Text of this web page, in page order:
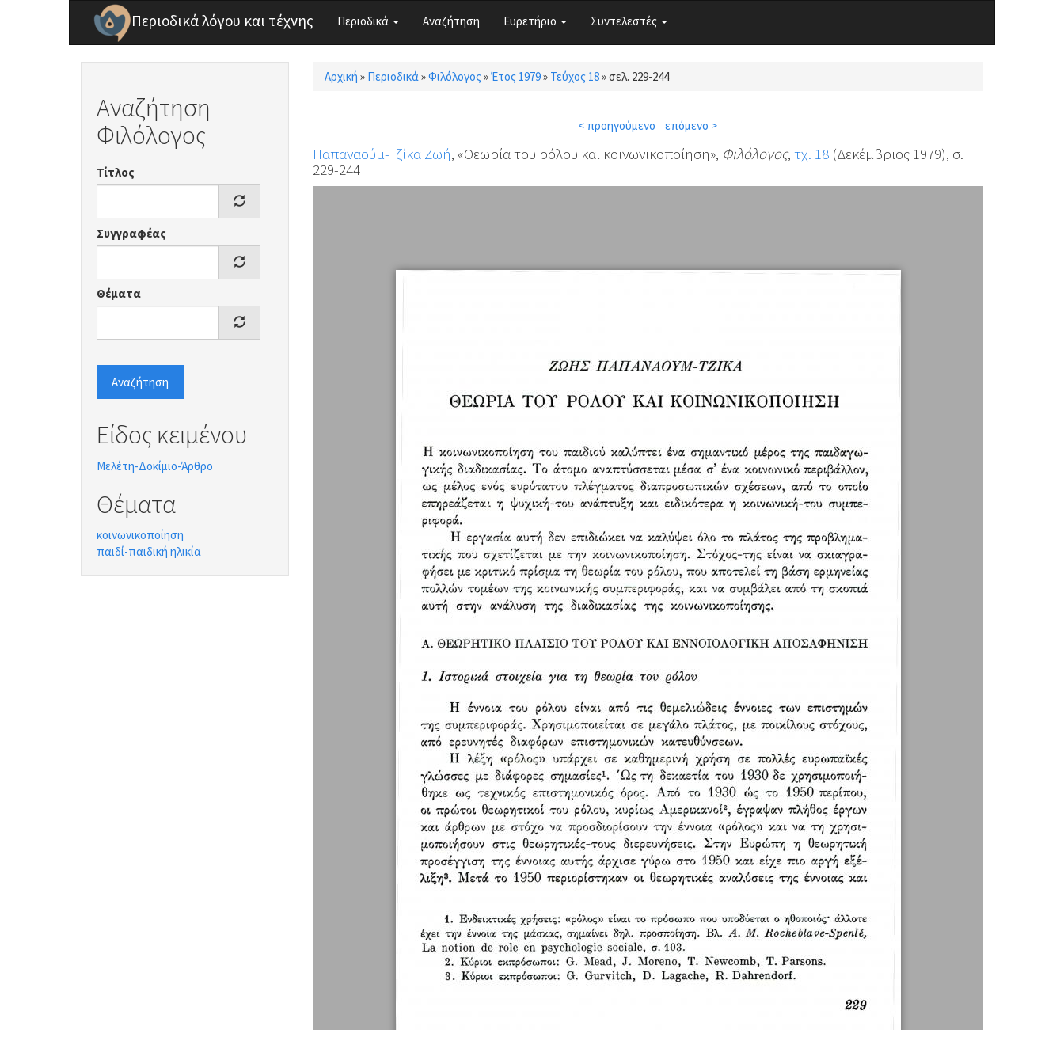
Παράκαμψη προς το κυρίως περιεχόμενο
Περιοδικά λόγου και τέχνης Περιοδικά Αναζήτηση Ευρετήριο Συντελεστές
Αναζήτηση
Φιλόλογος
Τίτλος
Συγγραφέας
Θέματα
Αναζήτηση
Είδος κειμένου
Μελέτη-Δοκίμιο-Άρθρο
Θέματα
κοινωνικοποίηση
παιδί-παιδική ηλικία
Είστε εδώ
Αρχική » Περιοδικά»Φιλόλογος »Έτος 1979» Τεύχος 18»σελ. 229-244
< προηγούμενο επόμενο >
Παπαναούμ-Τζίκα Ζωή, «Θεωρία του ρόλου και κοινωνικοποίηση», Φιλόλογος, τχ. 18(Δεκέμβριος 1979), σ.
229-244